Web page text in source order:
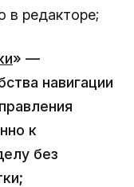
в редакторе;
» —
навигации
к
без